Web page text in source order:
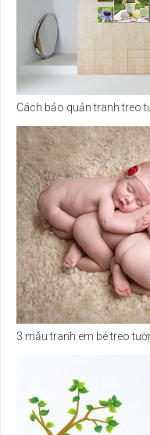
Cách bảo quản tranh treo
3 mẫu tranh em bé treo